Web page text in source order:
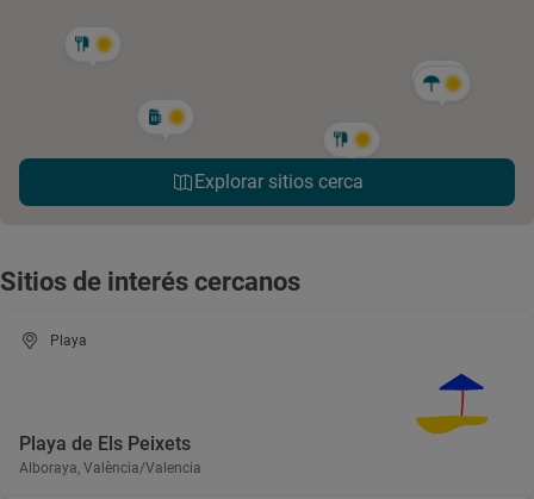
Explorar sitios cerca
Sitios de interés cercanos
Playa
Playa de Els Peixets
Alboraya, València/Valencia